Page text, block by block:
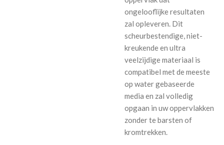
ongelooflijke resultaten
zal opleveren. Dit
scheurbestendige, niet-
kreukende en ultra
veelzijdige materiaal is
compatibel met de meeste
op water gebaseerde
media en zal volledig
opgaan in uw oppervlakken
zonder te barsten of
kromtrekken.